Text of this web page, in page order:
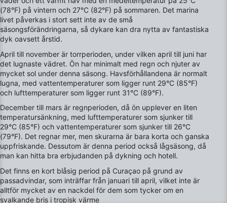
(78°F) på vintern och 27°C (82°F) på sommaren. Det marina
livet påverkas i stort sett inte av de små
säsongsförändringarna, så dykare kan dra nytta av fantastiska
dyk oavsett årstid.
April till november är torrperioden, under vilken april till juni har
det lugnaste vädret. Ön har minimalt med regn och njuter av
mycket sol under denna säsong. Havsförhållandena är normalt
lugna, med vattentemperaturer som ligger runt 29°C (85°F)
och lufttemperaturer som ligger runt 31°C (89°F).
December till mars är regnperioden, då ön upplever en liten
temperatursänkning, med lufttemperaturer som sjunker till
29°C (85°F) och vattentemperaturer som sjunker till 26°C
(79°F). Det regnar mer, men skurarna är bara korta och ganska
uppfriskande. Dessutom är denna period också lågsäsong, då
man kan hitta bra erbjudanden på dykning och hotell.
Det finns en kort blåsig period på Curaçao på grund av
passadvindar, som inträffar från januari till april, vilket inte är
alltför mycket av en nackdel för dem som tycker om en
svalkande bris i tropisk värme
Funktionell
Reklam / marknadsföring